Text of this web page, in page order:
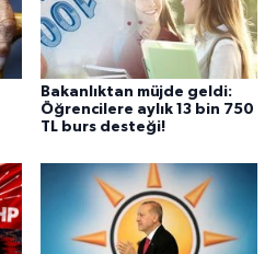
Bakanlıktan müjde geldi:
Öğrencilere aylık 13 bin 750
TL burs desteği!